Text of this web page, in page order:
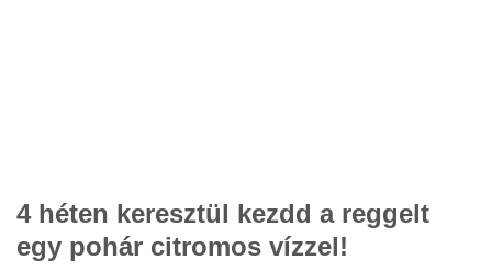
4 héten keresztül kezdd a reggelt
egy pohár citromos vízzel!